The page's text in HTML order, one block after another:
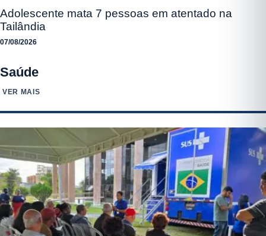
Adolescente mata 7 pessoas em atentado na
Tailândia
07/08/2026
Saúde
VER MAIS